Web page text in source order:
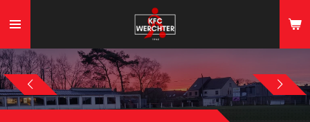
direct
de
hoofdinhoud